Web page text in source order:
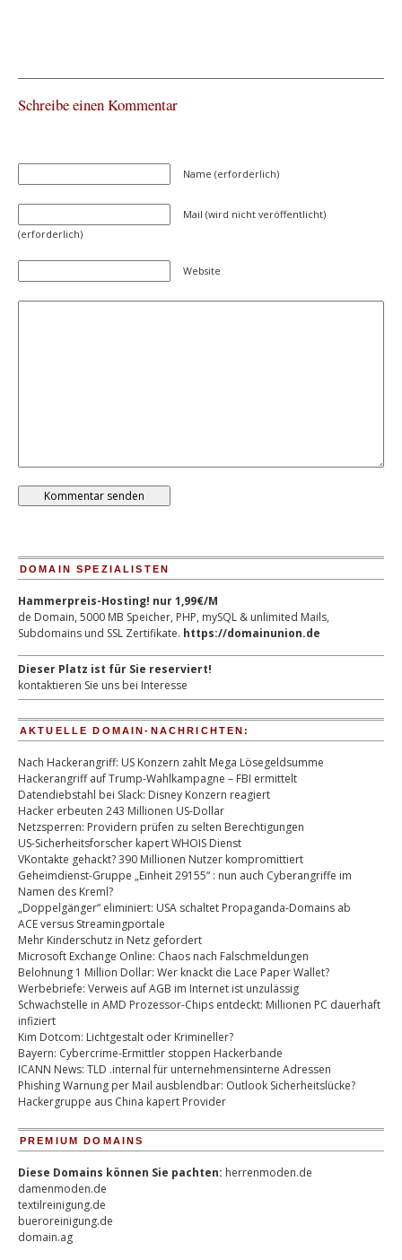
Schreibe einen Kommentar
Name (erforderlich)
Mail (wird nicht veröffentlicht)
(erforderlich)
Website
DOMAIN SPEZIALISTEN
Hammerpreis-Hosting! nur 1,99€/M
de Domain, 5000 MB Speicher, PHP, mySQL & unlimited Mails,
Subdomains und SSL Zertifikate. https://domainunion.de
Dieser Platz ist für Sie reserviert!
kontaktieren Sie uns bei Interesse
AKTUELLE DOMAIN-NACHRICHTEN:
Nach Hackerangriff: US Konzern zahlt Mega Lösegeldsumme
Hackerangriff auf Trump-Wahlkampagne – FBI ermittelt
Datendiebstahl bei Slack: Disney Konzern reagiert
Hacker erbeuten 243 Millionen US-Dollar
Netzsperren: Providern prüfen zu selten Berechtigungen
US-Sicherheitsforscher kapert WHOIS Dienst
VKontakte gehackt? 390 Millionen Nutzer kompromittiert
Geheimdienst-Gruppe „Einheit 29155“ : nun auch Cyberangriffe im
Namen des Kreml?
„Doppelgänger“ eliminiert: USA schaltet Propaganda-Domains ab
ACE versus Streamingportale
Mehr Kinderschutz in Netz gefordert
Microsoft Exchange Online: Chaos nach Falschmeldungen
Belohnung 1 Million Dollar: Wer knackt die Lace Paper Wallet?
Werbebriefe: Verweis auf AGB im Internet ist unzulässig
Schwachstelle in AMD Prozessor-Chips entdeckt: Millionen PC dauerhaft
infiziert
Kim Dotcom: Lichtgestalt oder Krimineller?
Bayern: Cybercrime-Ermittler stoppen Hackerbande
ICANN News: TLD .internal für unternehmensinterne Adressen
Phishing Warnung per Mail ausblendbar: Outlook Sicherheitslücke?
Hackergruppe aus China kapert Provider
PREMIUM DOMAINS
Diese Domains können Sie pachten: herrenmoden.de
damenmoden.de
textilreinigung.de
bueroreinigung.de
domain.ag